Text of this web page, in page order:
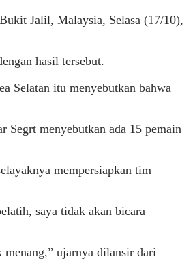
Jalil, Malaysia, Selasa (17/10),
hasil tersebut.
Selatan itu menyebutkan bahwa
Segrt menyebutkan ada 15 pemain
mempersiapkan tim
saya tidak akan bicara
menang,” ujarnya dilansir dari